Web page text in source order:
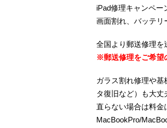
iPad修理キャンペー
画面割れ、バッテリ
全国より郵送修理を
※郵送修理をご希望
ガラス割れ修理や
タ復旧など）も大丈
直らない場合は料金
MacBookPro/